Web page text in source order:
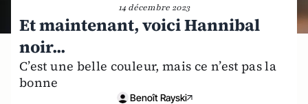
14 décembre 2023
Et maintenant, voici Hannibal
noir...
C’est une belle couleur, mais ce n’est pas la
bonne
Benoît Rayski